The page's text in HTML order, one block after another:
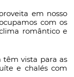
em nosso
com os
romântico e
têm vista para as
e chalés com